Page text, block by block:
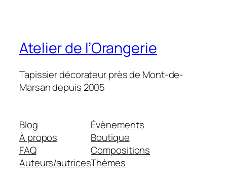
Atelier de l’Orangerie
Tapissier décorateur près de Mont-de-
Marsan depuis 2005
Blog
À propos
FAQ
Auteurs/autrices
Évènements
Boutique
Compositions
Thèmes